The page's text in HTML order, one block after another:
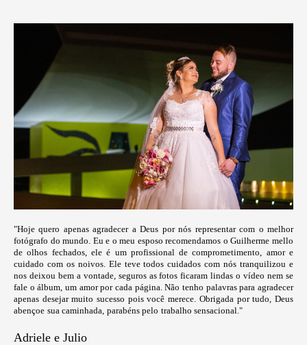
"Hoje quero apenas agradecer a Deus por nós representar com o melhor
fotógrafo do mundo. Eu e o meu esposo recomendamos o Guilherme mello
de olhos fechados, ele é um profissional de comprometimento, amor e
cuidado com os noivos. Ele teve todos cuidados com nós tranquilizou e
nos deixou bem a vontade, seguros as fotos ficaram lindas o vídeo nem se
fale o álbum, um amor por cada página. Não tenho palavras para agradecer
apenas desejar muito sucesso pois você merece. Obrigada por tudo, Deus
abençoe sua caminhada, parabéns pelo trabalho sensacional."
Adriele e Julio